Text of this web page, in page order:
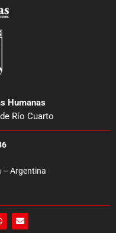
Humanas
Río Cuarto
– Argentina
E
n